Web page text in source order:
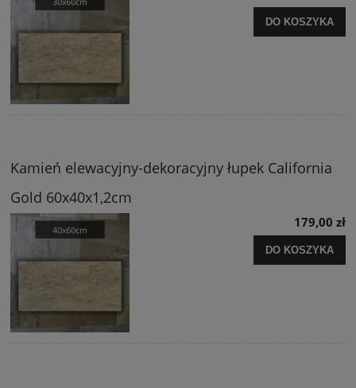
DO KOSZYKA
Kamień elewacyjny-dekoracyjny łupek California
Gold 60x40x1,2cm
179,00 zł
DO KOSZYKA